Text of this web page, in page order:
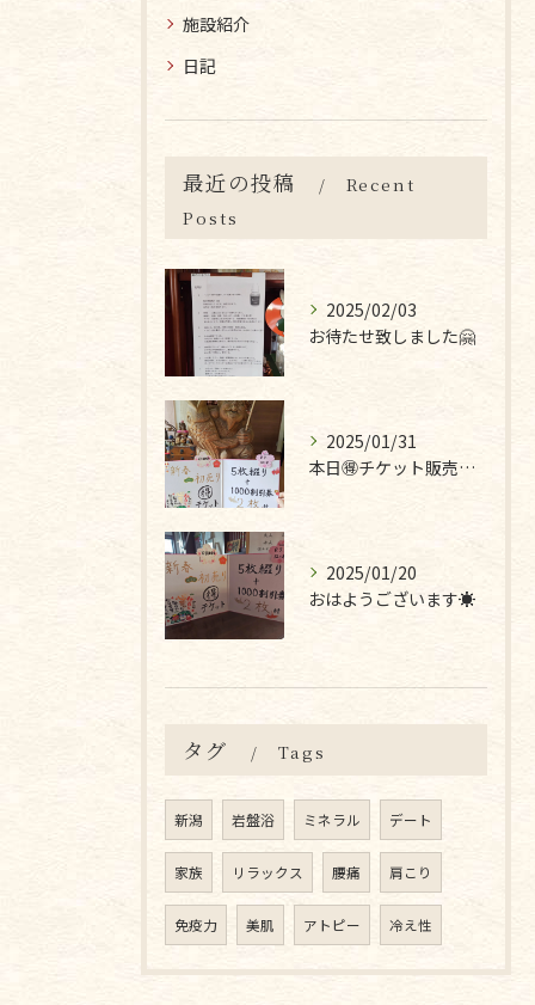
施設紹介
日記
最近の投稿
Recent
Posts
2025/02/03
お待たせ致しました🤗
2025/01/31
本日🉐チケット販売最終日です❣
2025/01/20
おはようございます☀
タグ Tags
新潟 岩盤浴 ミネラル デート
家族 リラックス 腰痛 肩こり
免疫力 美肌 アトピー 冷え性